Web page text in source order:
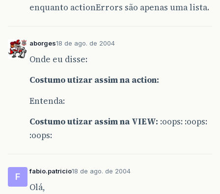
enquanto actionErrors são apenas uma lista.
aborges18 de ago. de 2004
Onde eu disse:
Costumo utizar assim na action:
Entenda:
Costumo utizar assim na VIEW: :oops: :oops:
:oops:
F
fabio.patricio18 de ago. de 2004
Olá,